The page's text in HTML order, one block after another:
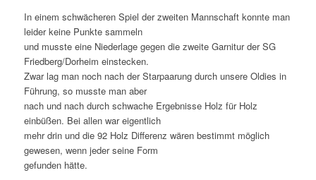
In einem schwächeren Spiel der zweiten Mannschaft konnte man
leider keine Punkte sammeln
und musste eine Niederlage gegen die zweite Garnitur der SG
Friedberg/Dorheim einstecken.
Zwar lag man noch nach der Starpaarung durch unsere Oldies in
Führung, so musste man aber
nach und nach durch schwache Ergebnisse Holz für Holz
einbüßen. Bei allen war eigentlich
mehr drin und die 92 Holz Differenz wären bestimmt möglich
gewesen, wenn jeder seine Form
gefunden hätte.